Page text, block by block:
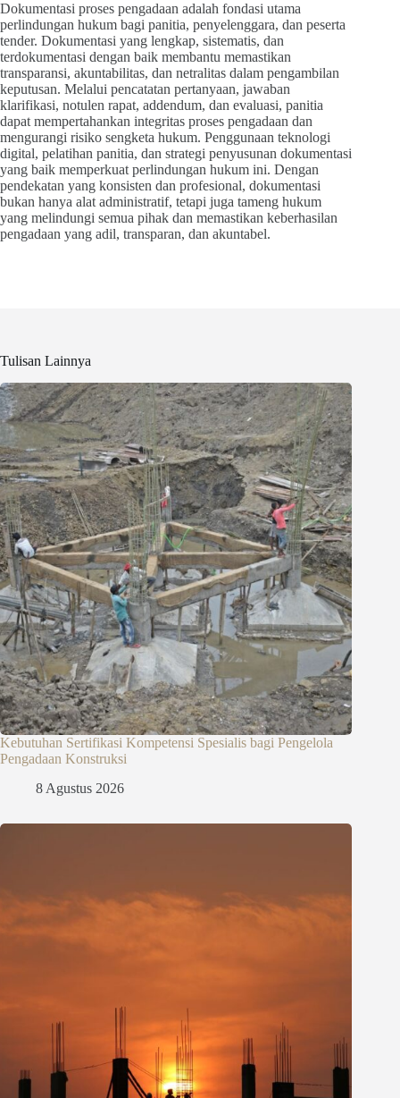
Dokumentasi proses pengadaan adalah fondasi utama
perlindungan hukum bagi panitia, penyelenggara, dan peserta
tender. Dokumentasi yang lengkap, sistematis, dan
terdokumentasi dengan baik membantu memastikan
transparansi, akuntabilitas, dan netralitas dalam pengambilan
keputusan. Melalui pencatatan pertanyaan, jawaban
klarifikasi, notulen rapat, addendum, dan evaluasi, panitia
dapat mempertahankan integritas proses pengadaan dan
mengurangi risiko sengketa hukum. Penggunaan teknologi
digital, pelatihan panitia, dan strategi penyusunan dokumentasi
yang baik memperkuat perlindungan hukum ini. Dengan
pendekatan yang konsisten dan profesional, dokumentasi
bukan hanya alat administratif, tetapi juga tameng hukum
yang melindungi semua pihak dan memastikan keberhasilan
pengadaan yang adil, transparan, dan akuntabel.
Tulisan Lainnya
Kebutuhan Sertifikasi Kompetensi Spesialis bagi Pengelola
Pengadaan Konstruksi
8 Agustus 2026